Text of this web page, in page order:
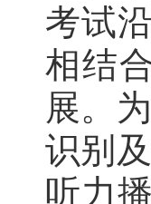
考试
相结
展。
识别
听力